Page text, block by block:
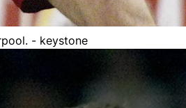
- keystone